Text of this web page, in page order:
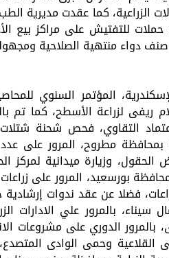
الزراعية، كما عقدت مديرية
للتفتيش على مراكز بيع
المؤتمر السنوي
ريفى لزراعة الأسطح، كما تم
التقاوي، فحص شحنة شتلات
بمحافظة مطروح، المرور على
وزيارة ميدانية لمركز
بورسعيد، المرور على
فضلا عن عقد ندوات
بالمرور علي الادارات
القلاعية وحمى الوادى